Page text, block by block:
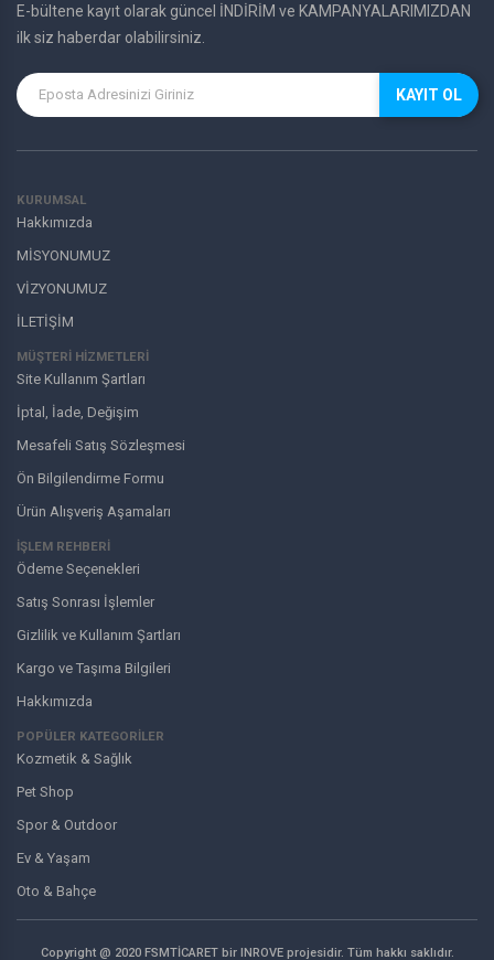
E-bültene kayıt olarak güncel İNDİRİM ve KAMPANYALARIMIZDAN
ilk siz haberdar olabilirsiniz.
KAYIT OL
KURUMSAL
Hakkımızda
MİSYONUMUZ
VİZYONUMUZ
İLETİŞİM
MÜŞTERI HIZMETLERI
Site Kullanım Şartları
İptal, İade, Değişim
Mesafeli Satış Sözleşmesi
Ön Bilgilendirme Formu
Ürün Alışveriş Aşamaları
İŞLEM REHBERİ
Ödeme Seçenekleri
Satış Sonrası İşlemler
Gizlilik ve Kullanım Şartları
Kargo ve Taşıma Bilgileri
Hakkımızda
POPÜLER KATEGORİLER
Kozmetik & Sağlık
Pet Shop
Spor & Outdoor
Ev & Yaşam
Oto & Bahçe
Copyright @ 2020 FSMTİCARET bir INROVE projesidir. Tüm hakkı saklıdır.